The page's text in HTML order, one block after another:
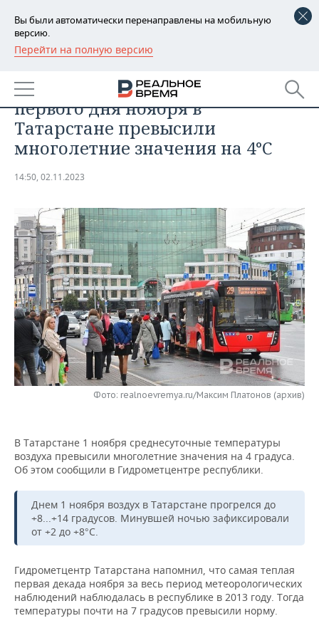
Вы были автоматически перенаправлены на мобильную
версию.
Перейти на полную версию
РЕГИОНЫ
БАШКОРТОСТАН
ТАТАРСТАН
УДМУРТИЯ
НОВОСТИ
АНАЛИТИКА
НОВОСТИ АНАЛИТИКИ
ДЕКЛАРАЦИИ О ДОХОДАХ
КОРОЛИ ГОСЗАКАЗА ПФО
ВУЗЫ ТАТАРСТАНА
КОМУ ПРИНАДЛЕЖАТ
ТОРГОВЫЕ ЦЕНТРЫ
ТАТАРСТАНА
ЭКОНОМИКА
НОВОСТИ ЭКОНОМИКИ
ФИНАНСЫ
БАНКИ
БЮДЖЕТ
ИНВЕСТИЦИИ
ПРОМЫШЛЕННОСТЬ
НОВОСТИ
ПРОМЫШЛЕННОСТИ
АГРОПРОМ
МАШИНОСТРОЕНИЕ
НЕФТЕХИМИЯ
НЕФТЬ
ОПК
НЕДВИЖИМОСТЬ
НОВОСТИ НЕДВИЖИМОСТИ
АВТО
НОВОСТИ АВТО
БИЗНЕС
НОВОСТИ БИЗНЕСА
РОЗНИЧНАЯ ТОРГОВЛЯ
ТРАНСПОРТ
ТЕХНОЛОГИИ
НОВОСТИ ТЕХНОЛОГИЙ
IT
ТЕЛЕКОММУНИКАЦИИ
МЕРОПРИЯТИЯ
НОВОСТИ МЕРОПРИЯТИЙ
БИЗНЕС-БРАНЧИ
ONLINE-КОНФЕРЕНЦИИ
ОТКРЫТАЯ ЛЕКЦИЯ
СПОРТ
ФУТБОЛ
ХОККЕЙ
БАСКЕТБОЛ
ВОЛЕЙБОЛ
КИБЕРСПОРТ
ФИГУРНОЕ КАТАНИЕ
НОВОСТИ ОБЩЕСТВА
ВЛАСТЬ
ИНФРАСТРУКТУРА
ИСТОРИЯ
КУЛЬТУРА
МЕДИЦИНА
ФОТОГАЛЕРЕЯ
СЮЖЕТЫ
СПРАВОЧНИК
СПИСОК ПЕРСОН
СПИСОК КОМПАНИЙ
ПОЛНАЯ ВЕРСИЯ
Среднесуточные температуры
первого дня ноября в
Татарстане превысили
многолетние значения на 4°С
14:50, 02.11.2023
Фото: realnoevremya.ru/Максим Платонов (архив)
В Татарстане 1 ноября среднесуточные температуры
воздуха превысили многолетние значения на 4 градуса.
Об этом сообщили в Гидрометцентре республики.
Днем 1 ноября воздух в Татарстане прогрелся до
+8...+14 градусов. Минувшей ночью зафиксировали
от +2 до +8°С.
Гидрометцентр Татарстана напомнил, что самая теплая
первая декада ноября за весь период метеорологических
наблюдений наблюдалась в республике в 2013 году. Тогда
температуры почти на 7 градусов превысили норму.